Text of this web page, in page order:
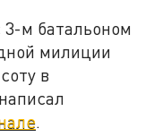
м батальоном
милиции
в
.